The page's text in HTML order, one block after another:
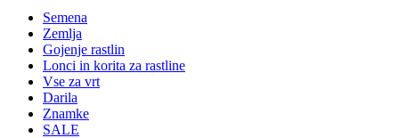
Semena
Zemlja
Gojenje rastlin
Lonci in korita za rastline
Vse za vrt
Darila
Znamke
SALE